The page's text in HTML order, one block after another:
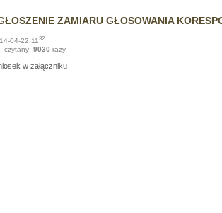
ZAMIARU GŁOSOWANIA
04-22 1132
czytany: 9030 razy
w załączniku